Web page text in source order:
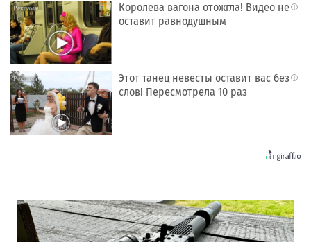
i
Королева вагона отожгла! Видео не
оставит равнодушным
i
Этот танец невесты оставит вас без
слов! Пересмотрела 10 раз